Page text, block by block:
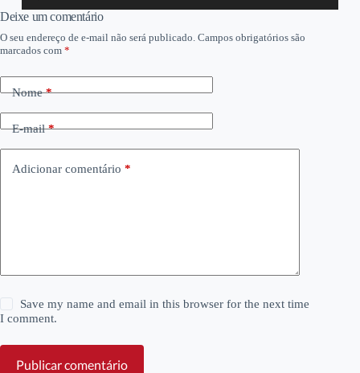
áudio
Deixe um comentário
O seu endereço de e-mail não será publicado. Campos obrigatórios são
marcados com *
Nome*
E-mail*
Adicionar comentário *
Save my name and email in this browser for the next time
I comment.
Publicar comentário